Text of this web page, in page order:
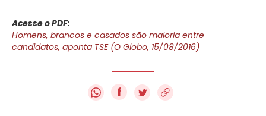
Acesse o PDF:
Homens, brancos e casados são maioria entre
candidatos, aponta TSE (O Globo, 15/08/2016)
f